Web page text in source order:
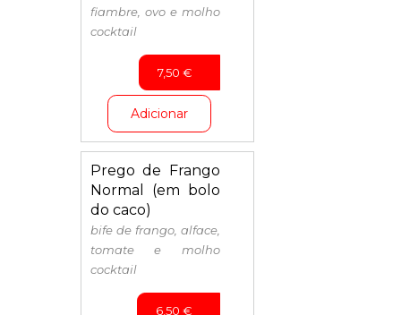
fiambre, ovo e molho
cocktail
7,50 €
Adicionar
Prego de Frango
Normal (em bolo
do caco)
bife de frango, alface,
tomate e molho
cocktail
6,50 €